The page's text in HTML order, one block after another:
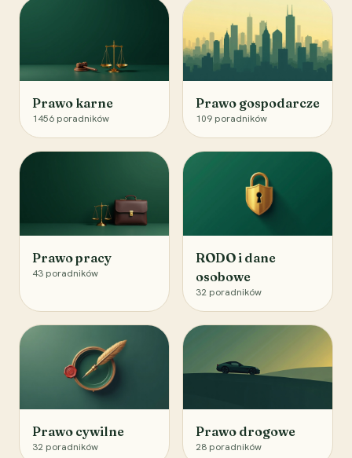
Prawo karne
1456 poradników
Prawo gospodarcze
109 poradników
Prawo pracy
43 poradników
RODO i dane
osobowe
32 poradników
Prawo cywilne
32 poradników
Prawo drogowe
28 poradników